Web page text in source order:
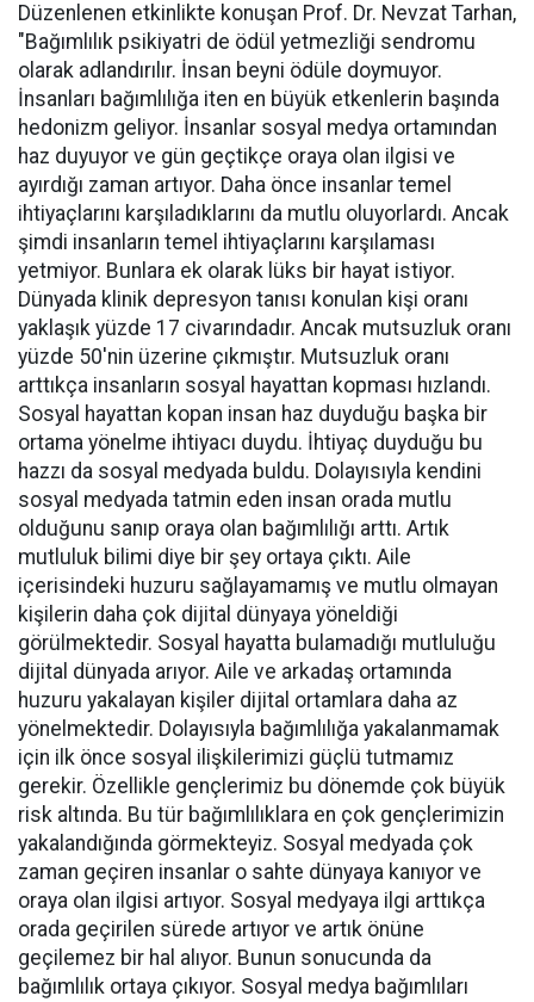
Düzenlenen etkinlikte konuşan Prof. Dr. Nevzat Tarhan,
"Bağımlılık psikiyatri de ödül yetmezliği sendromu
olarak adlandırılır. İnsan beyni ödüle doymuyor.
İnsanları bağımlılığa iten en büyük etkenlerin başında
hedonizm geliyor. İnsanlar sosyal medya ortamından
haz duyuyor ve gün geçtikçe oraya olan ilgisi ve
ayırdığı zaman artıyor. Daha önce insanlar temel
ihtiyaçlarını karşıladıklarını da mutlu oluyorlardı. Ancak
şimdi insanların temel ihtiyaçlarını karşılaması
yetmiyor. Bunlara ek olarak lüks bir hayat istiyor.
Dünyada klinik depresyon tanısı konulan kişi oranı
yaklaşık yüzde 17 civarındadır. Ancak mutsuzluk oranı
yüzde 50'nin üzerine çıkmıştır. Mutsuzluk oranı
arttıkça insanların sosyal hayattan kopması hızlandı.
Sosyal hayattan kopan insan haz duyduğu başka bir
ortama yönelme ihtiyacı duydu. İhtiyaç duyduğu bu
hazzı da sosyal medyada buldu. Dolayısıyla kendini
sosyal medyada tatmin eden insan orada mutlu
olduğunu sanıp oraya olan bağımlılığı arttı. Artık
mutluluk bilimi diye bir şey ortaya çıktı. Aile
içerisindeki huzuru sağlayamamış ve mutlu olmayan
kişilerin daha çok dijital dünyaya yöneldiği
görülmektedir. Sosyal hayatta bulamadığı mutluluğu
dijital dünyada arıyor. Aile ve arkadaş ortamında
huzuru yakalayan kişiler dijital ortamlara daha az
yönelmektedir. Dolayısıyla bağımlılığa yakalanmamak
için ilk önce sosyal ilişkilerimizi güçlü tutmamız
gerekir. Özellikle gençlerimiz bu dönemde çok büyük
risk altında. Bu tür bağımlılıklara en çok gençlerimizin
yakalandığında görmekteyiz. Sosyal medyada çok
zaman geçiren insanlar o sahte dünyaya kanıyor ve
oraya olan ilgisi artıyor. Sosyal medyaya ilgi arttıkça
orada geçirilen sürede artıyor ve artık önüne
geçilemez bir hal alıyor. Bunun sonucunda da
bağımlılık ortaya çıkıyor. Sosyal medya bağımlıları